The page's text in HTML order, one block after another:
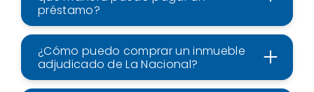
préstamo?
¿Cómo puedo comprar un inmueble
adjudicado de La Nacional?